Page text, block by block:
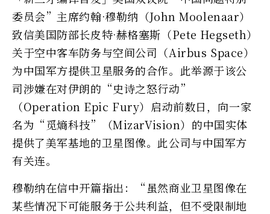
委员会”主席约翰·穆勒纳（John Moolenaar）
致信美国防部长皮特·赫格塞斯（Pete Hegseth）
关于空中客车防务与空间公司（Airbus Space）
为中国军方提供卫星服务的合作。此举源于该公
司涉嫌在对伊朗的“史诗之怒行动”
（Operation Epic Fury）启动前数日，向一家
名为“觅熵科技”（MizarVision）的中国实体
提供了美军基地的卫星图像。此公司与中国军方
有关连。
穆勒纳在信中开篇指出：“虽然商业卫星图像在
某些情况下可能服务于公共利益，但不受限制地